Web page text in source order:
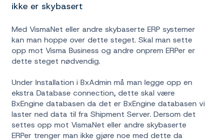
ikke er skybasert
Med VismaNet eller andre skybaserte ERP systemer
kan man hoppe over dette steget. Skal man sette
opp mot Visma Business og andre onprem ERPer er
dette steget nødvendig.
Under Installation i BxAdmin må man legge opp en
ekstra Database connection, dette skal være
BxEngine databasen da det er BxEngine databasen vi
laster ned data til fra Shipment Server. Dersom det
settes opp mot VismaNet eller andre skybaserte
ERPer trenger man ikke gjøre noe med dette da